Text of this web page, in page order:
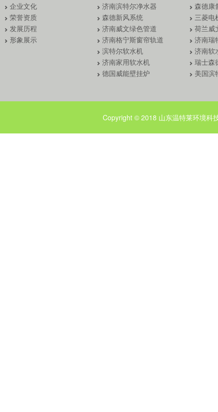
企业文化
荣誉资质
发展历程
形象展示
济南滨特尔净水器
森德康
森德新风系统
三菱电
济南威文绿色管道
荷兰威
济南格宁斯窗帘轨道
济南瑞
滨特尔软水机
济南软
济南家用软水机
瑞士森
德国威能壁挂炉
美国滨
Copyright © 2018 山东温特莱环境科